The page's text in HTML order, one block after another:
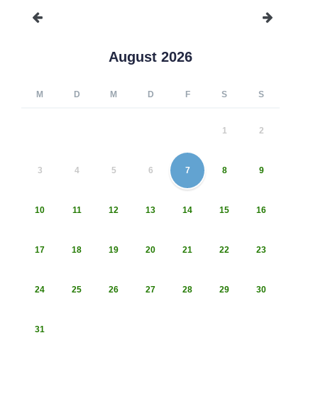
August 2026
M D M D F S S
1 2
3 4 5 6 7 8 9
10 11 12 13 14 15 16
17 18 19 20 21 22 23
24 25 26 27 28 29 30
31